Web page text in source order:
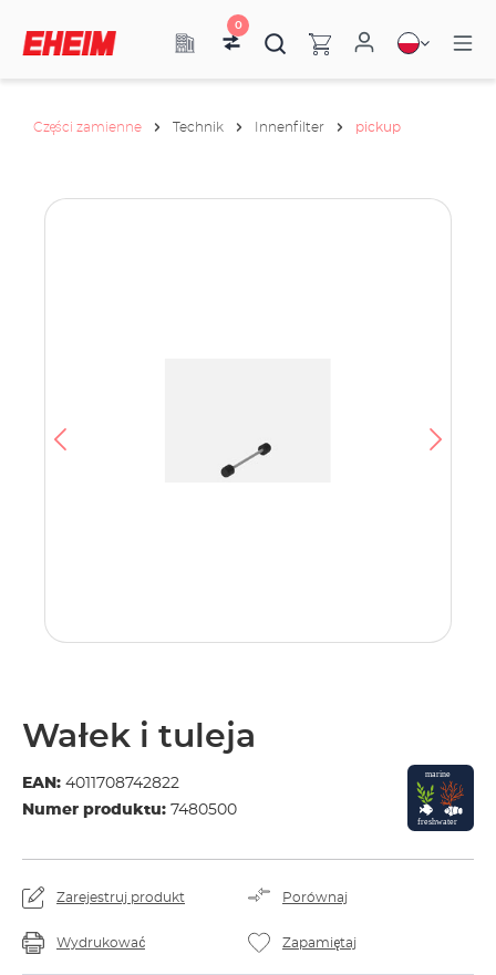
0
Części zamienne Technik Innenfilter pickup
Wałek i tuleja
EAN: 4011708742822
Numer produktu: 7480500
Zarejestruj produkt Porównaj
Wydrukować Zapamiętaj